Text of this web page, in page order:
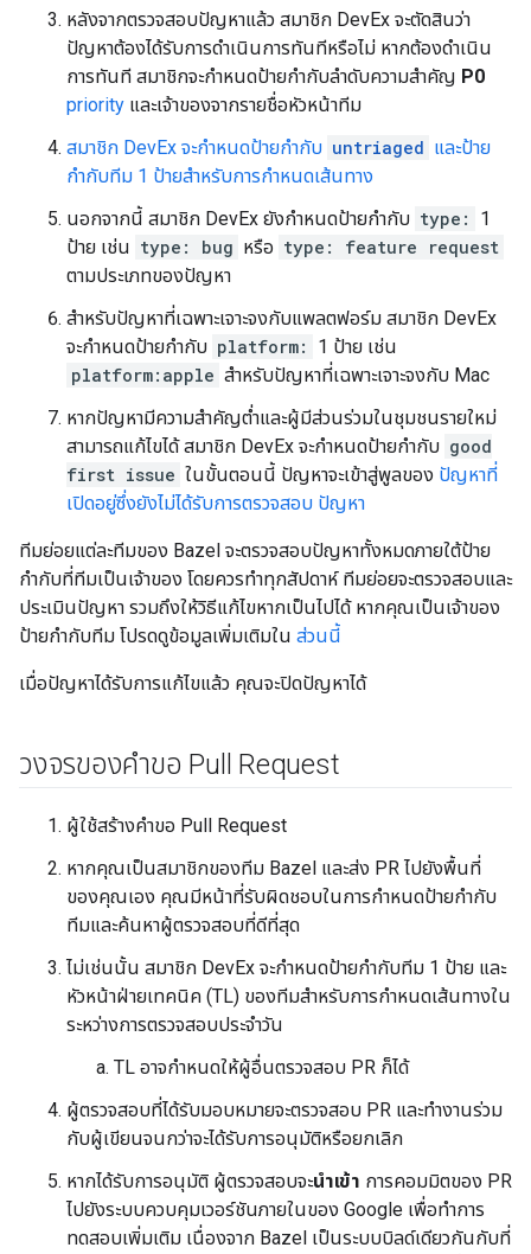
หลังจากตรวจสอบปัญหาแล้ว สมาชิก DevEx จะตัดสินว่า
ปัญหาต้องได้รับการดำเนินการทันทีหรือไม่ หากต้องดำเนิน
การทันที สมาชิกจะกำหนดป้ายกำกับลำดับความสำคัญ P0
priority และเจ้าของจากรายชื่อหัวหน้าทีม
สมาชิก DevEx จะกำหนดป้ายกำกับ untriaged และป้าย
กำกับทีม 1 ป้ายสำหรับการกำหนดเส้นทาง
นอกจากนี้ สมาชิก DevEx ยังกำหนดป้ายกำกับ type:
1
ป้าย เช่น type: bug หรือ type: feature request
ตามประเภทของปัญหา
สำหรับปัญหาที่เฉพาะเจาะจงกับแพลตฟอร์ม สมาชิก DevEx
จะกำหนดป้ายกำกับ platform:
1 ป้าย เช่น
platform:apple สำหรับปัญหาที่เฉพาะเจาะจงกับ Mac
หากปัญหามีความสำคัญต่ำและผู้มีส่วนร่วมในชุมชนรายใหม่
สามารถแก้ไขได้ สมาชิก DevEx จะกำหนดป้ายกำกับ good
first issue ในขั้นตอนนี้ ปัญหาจะเข้าสู่พูลของ ปัญหาที่
เปิดอยู่ซึ่งยังไม่ได้รับการตรวจสอบ ปัญหา
ทีมย่อยแต่ละทีมของ Bazel จะตรวจสอบปัญหาทั้งหมดภายใต้ป้าย
กำกับที่ทีมเป็นเจ้าของ โดยควรทำทุกสัปดาห์ ทีมย่อยจะตรวจสอบและ
ประเมินปัญหา รวมถึงให้วิธีแก้ไขหากเป็นไปได้ หากคุณเป็นเจ้าของ
ป้ายกำกับทีม โปรดดูข้อมูลเพิ่มเติมใน ส่วนนี้
เมื่อปัญหาได้รับการแก้ไขแล้ว คุณจะปิดปัญหาได้
วงจรของคำขอ Pull Request
ผู้ใช้สร้างคำขอ Pull Request
หากคุณเป็นสมาชิกของทีม Bazel และส่ง PR ไปยังพื้นที่
ของคุณเอง คุณมีหน้าที่รับผิดชอบในการกำหนดป้ายกำกับ
ทีมและค้นหาผู้ตรวจสอบที่ดีที่สุด
ไม่เช่นนั้น สมาชิก DevEx จะกำหนดป้ายกำกับทีม 1 ป้าย และ
หัวหน้าฝ่ายเทคนิค (TL) ของทีมสำหรับการกำหนดเส้นทางใน
ระหว่างการตรวจสอบประจำวัน
TL อาจกำหนดให้ผู้อื่นตรวจสอบ PR ก็ได้
ผู้ตรวจสอบที่ได้รับมอบหมายจะตรวจสอบ PR และทำงานร่วม
กับผู้เขียนจนกว่าจะได้รับการอนุมัติหรือยกเลิก
หากได้รับการอนุมัติ ผู้ตรวจสอบจะนำเข้า การคอมมิตของ PR
ไปยังระบบควบคุมเวอร์ชันภายในของ Google เพื่อทำการ
ทดสอบเพิ่มเติม เนื่องจาก Bazel เป็นระบบบิลด์เดียวกันกับที่